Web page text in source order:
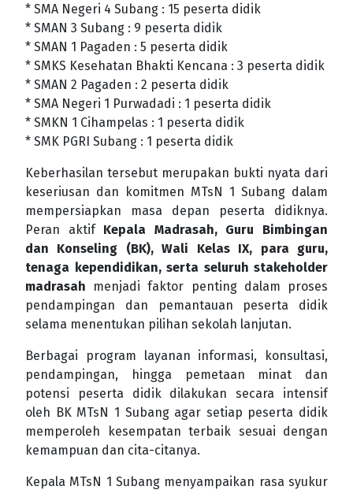
* SMA Negeri 4 Subang : 15 peserta didik
* SMAN 3 Subang : 9 peserta didik
* SMAN 1 Pagaden : 5 peserta didik
* SMKS Kesehatan Bhakti Kencana : 3 peserta didik
* SMAN 2 Pagaden : 2 peserta didik
* SMA Negeri 1 Purwadadi : 1 peserta didik
* SMKN 1 Cihampelas : 1 peserta didik
* SMK PGRI Subang : 1 peserta didik
Keberhasilan tersebut merupakan bukti nyata dari
keseriusan dan komitmen MTsN 1 Subang dalam
mempersiapkan masa depan peserta didiknya.
Peran aktif Kepala Madrasah, Guru Bimbingan
dan Konseling (BK), Wali Kelas IX, para guru,
tenaga kependidikan, serta seluruh stakeholder
madrasah menjadi faktor penting dalam proses
pendampingan dan pemantauan peserta didik
selama menentukan pilihan sekolah lanjutan.
Berbagai program layanan informasi, konsultasi,
pendampingan, hingga pemetaan minat dan
potensi peserta didik dilakukan secara intensif
oleh BK MTsN 1 Subang agar setiap peserta didik
memperoleh kesempatan terbaik sesuai dengan
kemampuan dan cita-citanya.
Kepala MTsN 1 Subang menyampaikan rasa syukur